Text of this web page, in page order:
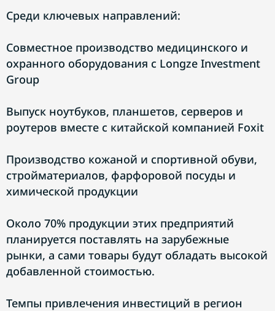
Среди ключевых направлений:
Совместное производство медицинского и
охранного оборудования с Longze Investment
Group
Выпуск ноутбуков, планшетов, серверов и
роутеров вместе с китайской компанией Foxit
Производство кожаной и спортивной обуви,
стройматериалов, фарфоровой посуды и
химической продукции
Около 70% продукции этих предприятий
планируется поставлять на зарубежные
рынки, а сами товары будут обладать высокой
добавленной стоимостью.
Темпы привлечения инвестиций в регион